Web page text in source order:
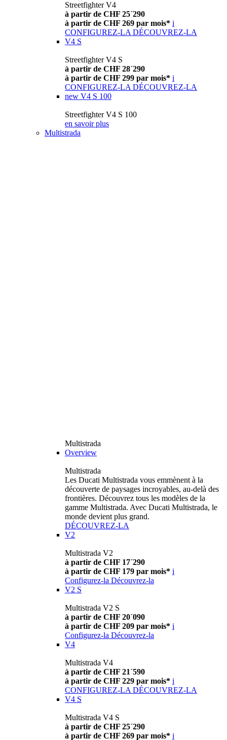
Streetfighter V4
à partir de CHF 25´290
à partir de CHF 269 par mois* i
CONFIGUREZ-LA DÉCOUVREZ-LA
V4 S
Streetfighter V4 S
à partir de CHF 28´290
à partir de CHF 299 par mois* i
CONFIGUREZ-LA DÉCOUVREZ-LA
new V4 S 100
Streetfighter V4 S 100
en savoir plus
Multistrada
Multistrada
Overview
Multistrada
Les Ducati Multistrada vous emmènent à la
découverte de paysages incroyables, au-delà des
frontières. Découvrez tous les modèles de la
gamme Multistrada. Avec Ducati Multistrada, le
monde devient plus grand.
DÉCOUVREZ-LA
V2
Multistrada V2
à partir de CHF 17´290
à partir de CHF 179 par mois* i
Configurez-la Découvrez-la
V2 S
Multistrada V2 S
à partir de CHF 20´090
à partir de CHF 209 par mois* i
Configurez-la Découvrez-la
V4
Multistrada V4
à partir de CHF 21´590
à partir de CHF 229 par mois* i
CONFIGUREZ-LA DÉCOUVREZ-LA
V4 S
Multistrada V4 S
à partir de CHF 25´290
à partir de CHF 269 par mois* i